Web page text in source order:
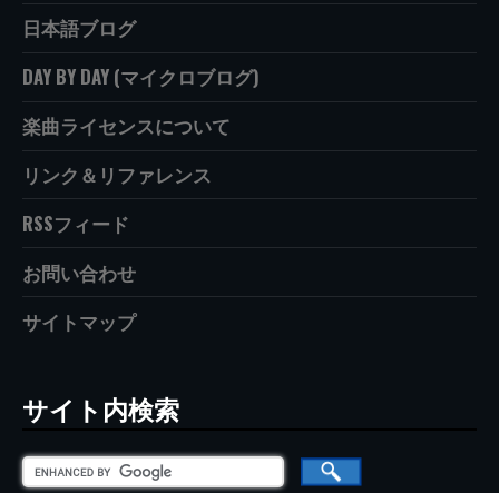
日本語ブログ
DAY BY DAY (マイクロブログ)
楽曲ライセンスについて
リンク＆リファレンス
RSSフィード
お問い合わせ
サイトマップ
サイト内検索